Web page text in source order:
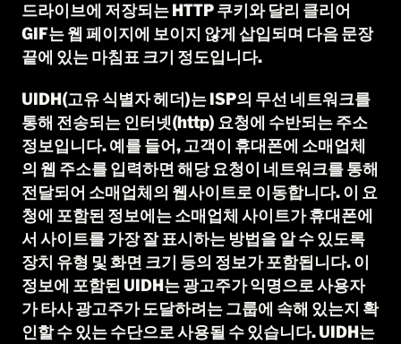
드라이브에 저장되는 HTTP 쿠키와 달리 클리어
GIF는 웹 페이지에 보이지 않게 삽입되며 다음 문장
끝에 있는 마침표 크기 정도입니다.
UIDH(고유 식별자 헤더)는 ISP의 무선 네트워크를
통해 전송되는 인터넷(http) 요청에 수반되는 주소
정보입니다. 예를 들어, 고객이 휴대폰에 소매업체
의 웹 주소를 입력하면 해당 요청이 네트워크를 통해
전달되어 소매업체의 웹사이트로 이동합니다. 이 요
청에 포함된 정보에는 소매업체 사이트가 휴대폰에
서 사이트를 가장 잘 표시하는 방법을 알 수 있도록
장치 유형 및 화면 크기 등의 정보가 포함됩니다. 이
정보에 포함된 UIDH는 광고주가 익명으로 사용자
가 타사 광고주가 도달하려는 그룹에 속해 있는지 확
인할 수 있는 수단으로 사용될 수 있습니다. UIDH는